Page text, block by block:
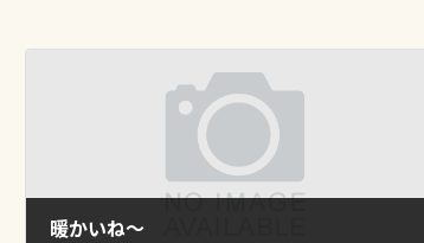
暖かいね～